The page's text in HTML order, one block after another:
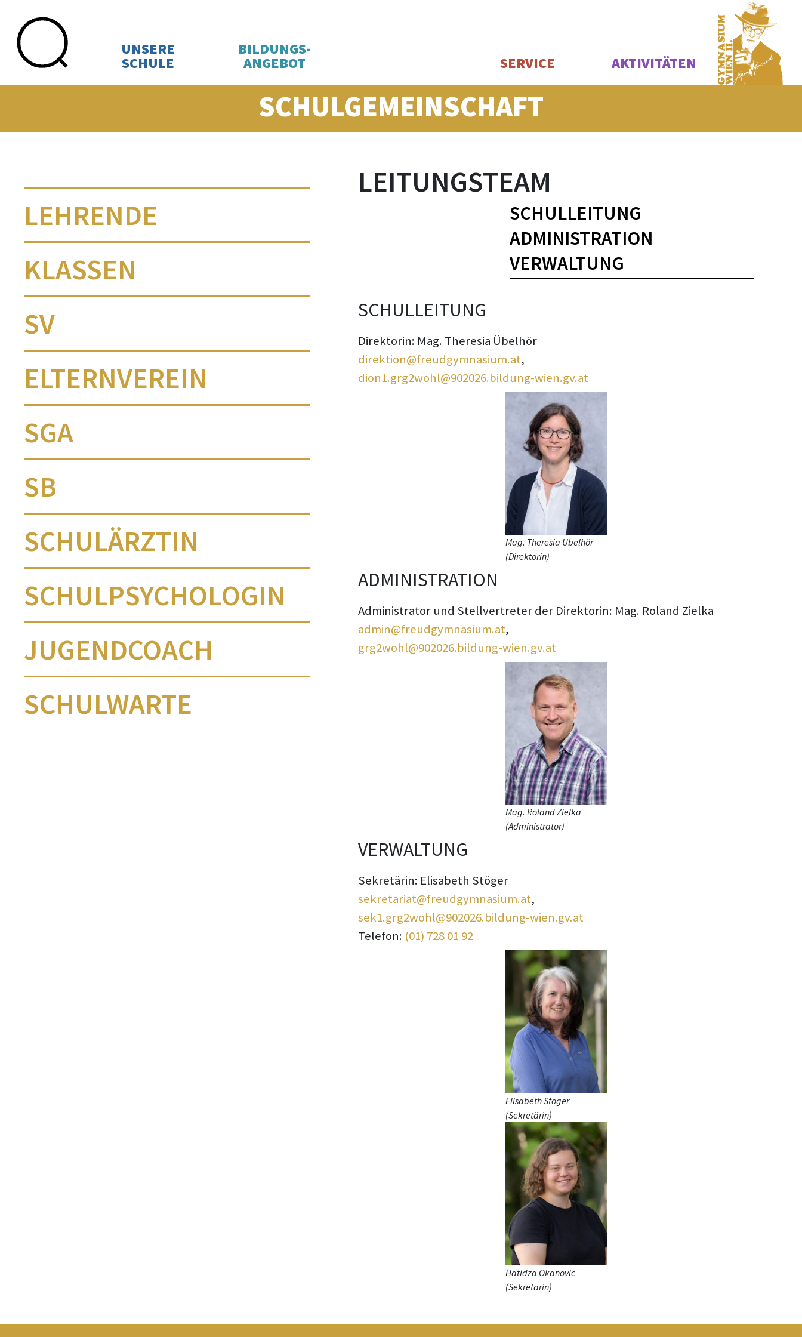
UNSERE
SCHULE
BILDUNGS-
ANGEBOT SERVICE AKTIVITÄTEN
SCHULGEMEINSCHAFT
LEHRENDE
KLASSEN
SV
ELTERNVEREIN
SGA
SB
SCHULÄRZTIN
SCHULPSYCHOLOGIN
JUGENDCOACH
SCHULWARTE
LEITUNGSTEAM
SCHULLEITUNG
ADMINISTRATION
VERWALTUNG
SCHULLEITUNG
Direktorin: Mag. Theresia Übelhör
direktion@freudgymnasium.at,
dion1.grg2wohl@902026.bildung-wien.gv.at
Mag. Theresia Übelhör
(Direktorin)
ADMINISTRATION
Administrator und Stellvertreter der Direktorin: Mag. Roland Zielka
admin@freudgymnasium.at,
grg2wohl@902026.bildung-wien.gv.at
Mag. Roland Zielka
(Administrator)
VERWALTUNG
Sekretärin: Elisabeth Stöger
sekretariat@freudgymnasium.at,
sek1.grg2wohl@902026.bildung-wien.gv.at
Telefon: (01) 728 01 92
Elisabeth Stöger
(Sekretärin)
Hatidza Okanovic
(Sekretärin)